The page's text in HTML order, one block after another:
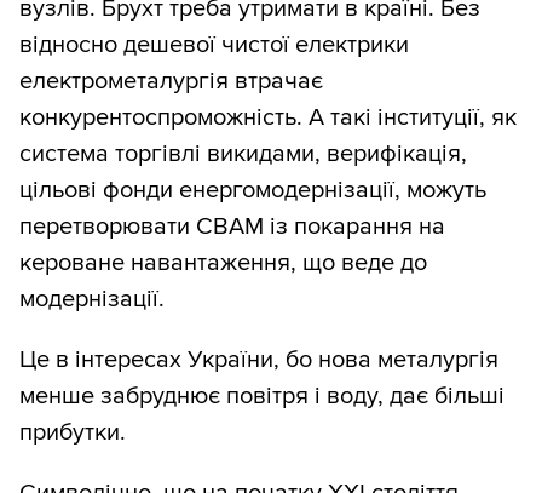
вузлів. Брухт треба утримати в країні. Без
відносно дешевої чистої електрики
електрометалургія втрачає
конкурентоспроможність. А такі інституції, як
система торгівлі викидами, верифікація,
цільові фонди енергомодернізації, можуть
перетворювати CBAM із покарання на
кероване навантаження, що веде до
модернізації.
Це в інтересах України, бо нова металургія
менше забруднює повітря і воду, дає більші
прибутки.